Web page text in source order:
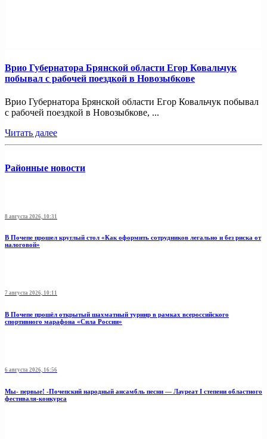
Врио Губернатора Брянской области Егор Ковальчук
побывал с рабочей поездкой в Новозыбкове
Врио Губернатора Брянской области Егор Ковальчук побывал
с рабочей поездкой в Новозыбкове, ...
Читать далее
Районные новости
8 августа 2026, 10:31
В Почепе прошел круглый стол «Как оформить сотрудников легально и без риска от
налоговой»
7 августа 2026, 10:11
В Почепе прошёл открытый шахматный турнир в рамках всероссийского
спортивного марафона «Сила России»
6 августа 2026, 16:56
Мы- первые! -Почепский народный ансамбль песни — Лауреат I степени областного
фестиваля-конкурса